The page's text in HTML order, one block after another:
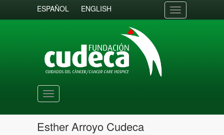
ESPAÑOL ENGLISH
Toggle
navigation
Toggle
navigation
Esther Arroyo Cudeca